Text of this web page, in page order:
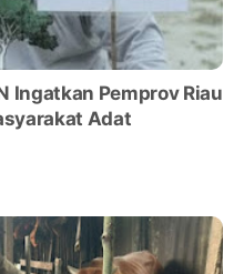
Ingatkan Pemprov Riau
Adat